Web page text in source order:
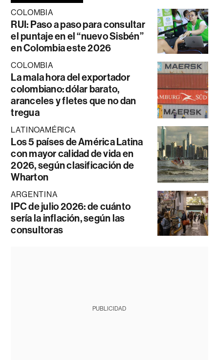
COLOMBIA
RUI: Paso a paso para consultar
el puntaje en el “nuevo Sisbén”
en Colombia este 2026
COLOMBIA
La mala hora del exportador
colombiano: dólar barato,
aranceles y fletes que no dan
tregua
LATINOAMÉRICA
Los 5 países de América Latina
con mayor calidad de vida en
2026, según clasificación de
Wharton
ARGENTINA
IPC de julio 2026: de cuánto
sería la inflación, según las
consultoras
PUBLICIDAD